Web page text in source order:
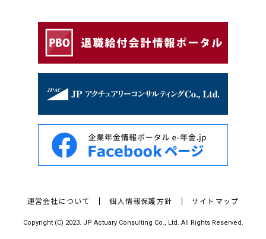
運営会社について 個人情報保護方針 サイトマップ
Copyright (C) 2023. JP Actuary Consulting Co., Ltd. All Rights Reserved.